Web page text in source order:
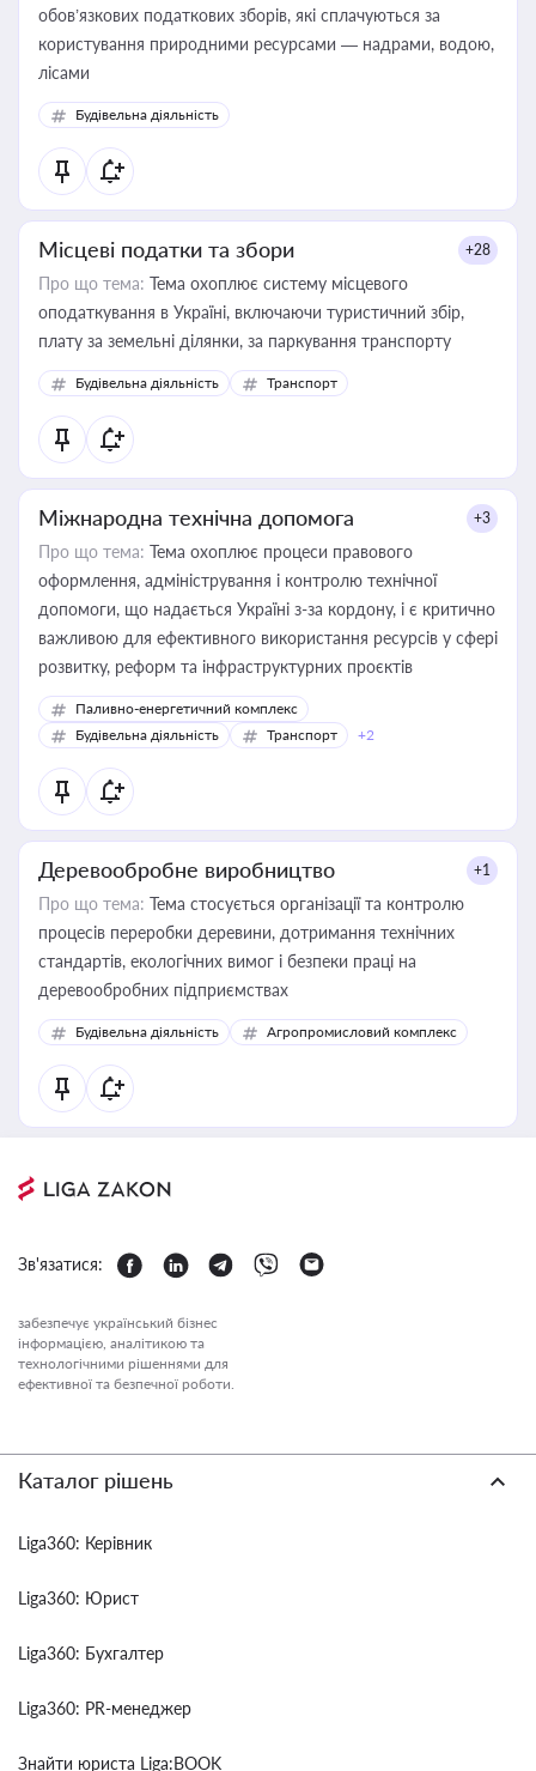
обов’язкових податкових зборів, які сплачуються за
користування природними ресурсами — надрами, водою,
лісами
Будівельна діяльність
Місцеві податки та збори +28
Про що тема: Тема охоплює систему місцевого
оподаткування в Україні, включаючи туристичний збір,
плату за земельні ділянки, за паркування транспорту
Будівельна діяльність Транспорт
Міжнародна технічна допомога +3
Про що тема: Тема охоплює процеси правового
оформлення, адміністрування і контролю технічної
допомоги, що надається Україні з-за кордону, і є критично
важливою для ефективного використання ресурсів у сфері
розвитку, реформ та інфраструктурних проєктів
Паливно-енергетичний комплекс
Будівельна діяльність
Транспорт +2
Деревообробне виробництво +1
Про що тема: Тема стосується організації та контролю
процесів переробки деревини, дотримання технічних
стандартів, екологічних вимог і безпеки праці на
деревообробних підприємствах
Будівельна діяльність Агропромисловий комплекс
Зв'язатися:
забезпечує український бізнес
інформацією, аналітикою та
технологічними рішеннями для
ефективної та безпечної роботи.
Каталог рішень
Liga360: Керівник
Liga360: Юрист
Liga360: Бухгалтер
Liga360: PR-менеджер
Знайти юриста Liga:BOOK